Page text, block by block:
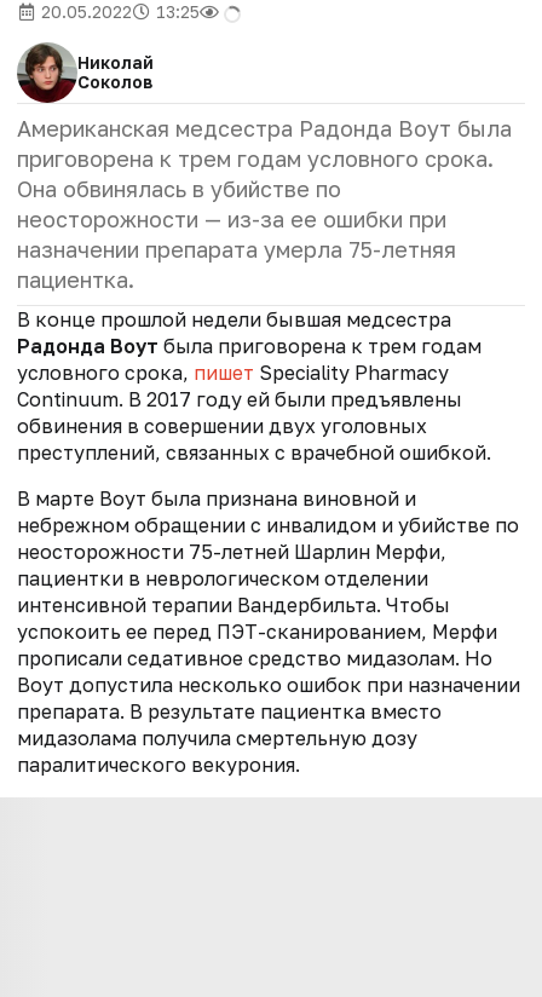
20.05.2022 13:25
Николай
Соколов
Американская медсестра Радонда Воут была
приговорена к трем годам условного срока.
Она обвинялась в убийстве по
неосторожности — из-за ее ошибки при
назначении препарата умерла 75-летняя
пациентка.
В конце прошлой недели бывшая медсестра
Радонда Воут была приговорена к трем годам
условного срока, пишет Speciality Pharmacy
Continuum. В 2017 году ей были предъявлены
обвинения в совершении двух уголовных
преступлений, связанных с врачебной ошибкой.
В марте Воут была признана виновной и
небрежном обращении с инвалидом и убийстве по
неосторожности 75-летней Шарлин Мерфи,
пациентки в неврологическом отделении
интенсивной терапии Вандербильта. Чтобы
успокоить ее перед ПЭТ-сканированием, Мерфи
прописали седативное средство мидазолам. Но
Воут допустила несколько ошибок при назначении
препарата. В результате пациентка вместо
мидазолама получила смертельную дозу
паралитического векурония.